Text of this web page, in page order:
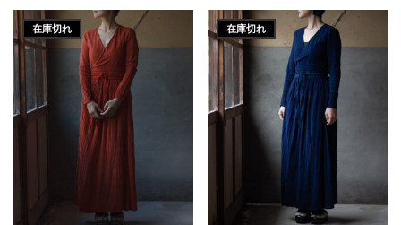
在庫切れ 在庫切れ